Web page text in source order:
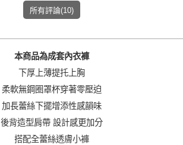
所有評論(10)
本商品為成套內衣褲
下厚上薄提托上胸
柔軟無鋼圈罩杯穿著零壓迫
加長蕾絲下擺增添性感韻味
後背造型肩帶 設計感更加分
搭配全蕾絲透膚小褲